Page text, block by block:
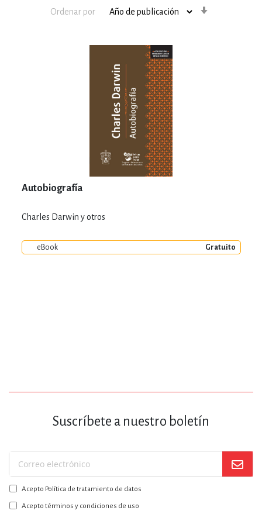
Ordenar por
Autobiografía
Charles Darwin y otros
eBook Gratuito
Suscríbete a nuestro boletín
Suscríbase
a
nuestro
boletín:
Acepto Política de tratamiento de datos
Acepto términos y condiciones de uso